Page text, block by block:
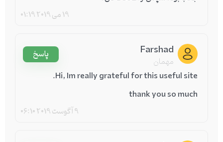
19 می 2019 01:19
Farshad
مهمان
9 آگوست 2019 06:10
Hi, Im really grateful for this useful site.
thank you so much
پاسخ